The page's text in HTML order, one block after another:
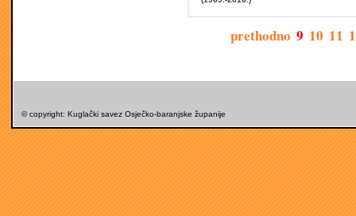
prethodno 9 10 11
© copyright: Kuglački savez Osječko-baranjske županije